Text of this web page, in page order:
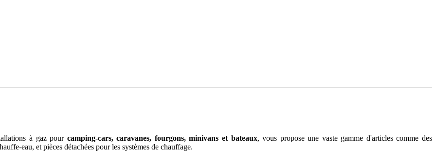
à gaz pour camping-cars, caravanes, fourgons, minivans et bateaux, vous propose une vaste gamme d'articles comme des
eau, et pièces détachées pour les systèmes de chauffage.